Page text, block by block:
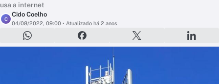
usa a internet
C
Cido Coelho
04/08/2022, 09:00 • Atualizado há 2 anos